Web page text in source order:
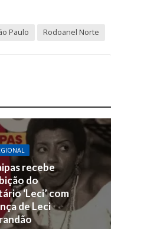
Paulo Rodoanel Norte
recebe
do
‘Leci’ com
de Leci